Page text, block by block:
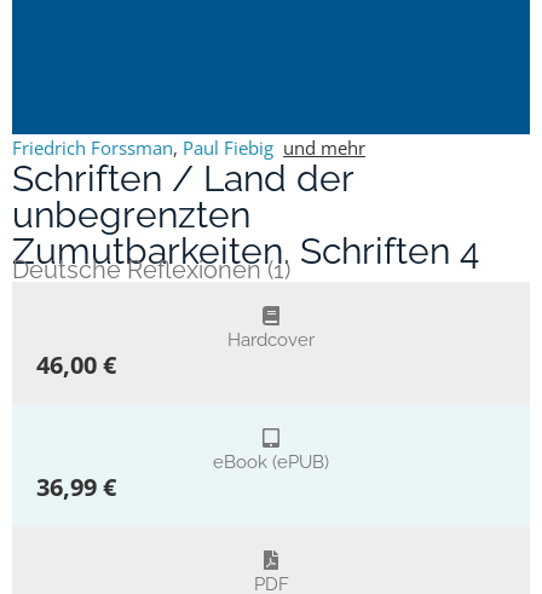
Friedrich Forssman, Paul Fiebig und mehr
Schriften / Land der
unbegrenzten
Zumutbarkeiten. Schriften 4
Deutsche Reflexionen (1)
Hardcover
46,00 €
eBook (ePUB)
36,99 €
PDF